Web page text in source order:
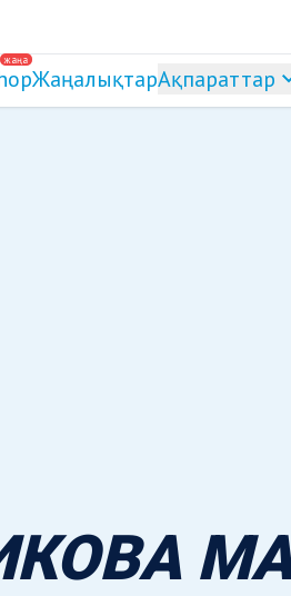
жаңа
ЖаңалықтарАқпараттар